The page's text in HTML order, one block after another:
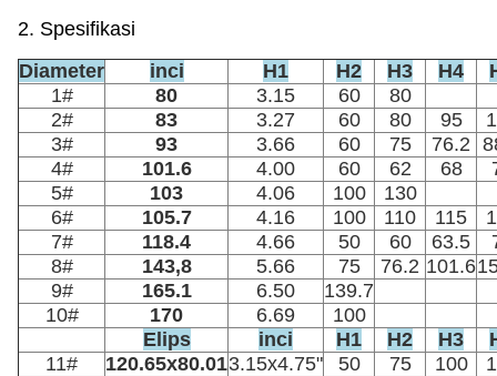
2. Spesifikasi
Diameter
inci H1 H2 H3 H4
1#
80 3.15 60
80
2#
83 3.27 60 80 95
3#
93 3.66 60 75 76.2
4#
101.6 4.00 60 62 68
5#
103 4.06 100
130
6#
105.7 4.16 100 110 115
7#
118.4 4.66 50 60 63.5
8#
143,8 5.66 75 76.2 101.6
9#
165.1 6.50
139.7
10#
170 6.69
100
Elips
inci H1 H2 H3
11#
120.65x80.013.15x4.75" 50 75 100